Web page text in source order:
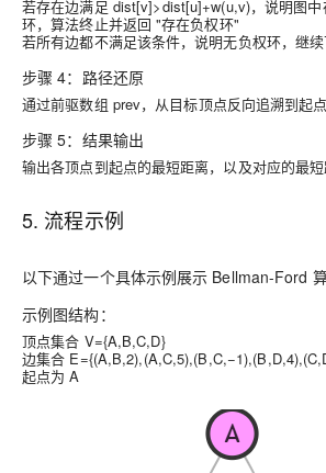
若存在边满足 dist[v]>dist[u]+w(u,v)，说明图中
环，算法终止并返回 "存在负权环"
若所有边都不满足该条件，说明无负权环，继
步骤 4：路径还原
通过前驱数组 prev，从目标顶点反向追溯到起
步骤 5：结果输出
输出各顶点到起点的最短距离，以及对应的最短
5. 流程示例
以下通过一个具体示例展示 Bellman-Ford 算
示例图结构：
顶点集合 V={A,B,C,D}
边集合
起点为 A